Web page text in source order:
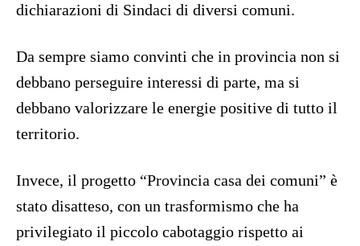
dichiarazioni di Sindaci di diversi comuni.
Da sempre siamo convinti che in provincia non si
debbano perseguire interessi di parte, ma si
debbano valorizzare le energie positive di tutto il
territorio.
Invece, il progetto “Provincia casa dei comuni” è
stato disatteso, con un trasformismo che ha
privilegiato il piccolo cabotaggio rispetto ai